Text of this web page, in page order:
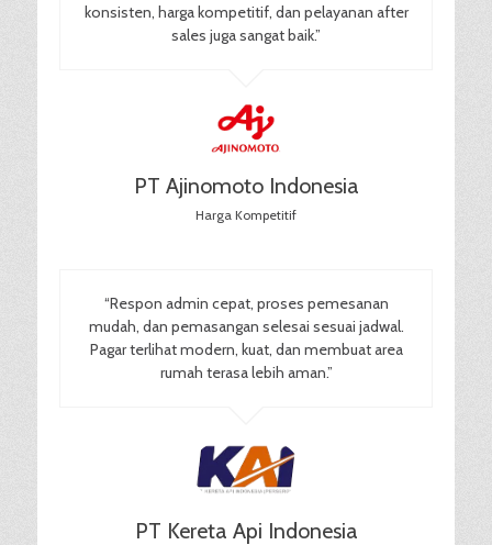
konsisten, harga kompetitif, dan pelayanan after
sales juga sangat baik.”
PT Ajinomoto Indonesia
Harga Kompetitif
“Respon admin cepat, proses pemesanan
mudah, dan pemasangan selesai sesuai jadwal.
Pagar terlihat modern, kuat, dan membuat area
rumah terasa lebih aman.”
PT Kereta Api Indonesia